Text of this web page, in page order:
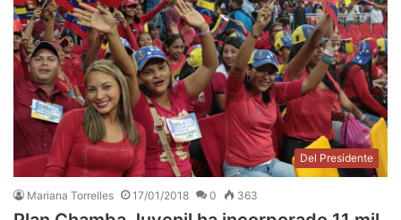
Del Presidente
Mariana Torrelles 17/01/2018 0 363